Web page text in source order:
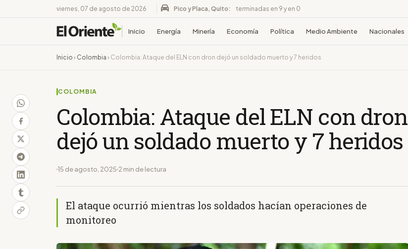
viernes, 07 de agosto de 2026 Pico y Placa, Quito: terminadas en 9 y en 0
Inicio Energía Minería Economía Política Medio Ambiente Nacionales
Inicio › Colombia › Colombia: Ataque del ELN con dron dejó un soldado muerto y 7 heridos
COLOMBIA
Colombia: Ataque del ELN con dron
dejó un soldado muerto y 7 heridos
15 de agosto, 2025 2 min de lectura
El ataque ocurrió mientras los soldados hacían operaciones de
monitoreo